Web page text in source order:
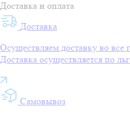
Доставка и оплата
Доставка
Осуществляем доставку во все
Доставка осуществляется по
Самовывоз